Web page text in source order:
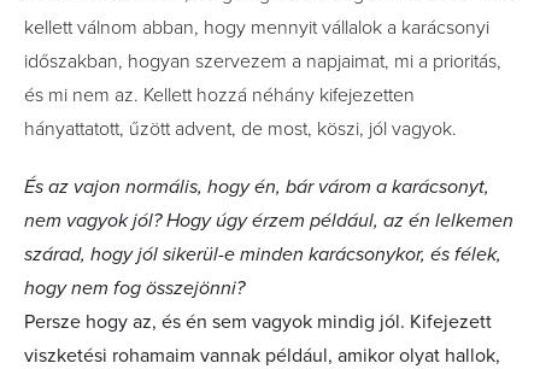
kellett válnom abban, hogy mennyit vállalok a karácsonyi
időszakban, hogyan szervezem a napjaimat, mi a prioritás,
és mi nem az. Kellett hozzá néhány kifejezetten
hányattatott, űzött advent, de most, köszi, jól vagyok.
És az vajon normális, hogy én, bár várom a karácsonyt,
nem vagyok jól? Hogy úgy érzem például, az én lelkemen
szárad, hogy jól sikerül-e minden karácsonykor, és félek,
hogy nem fog összejönni?
Persze hogy az, és én sem vagyok mindig jól. Kifejezett
viszketési rohamaim vannak például, amikor olyat hallok,